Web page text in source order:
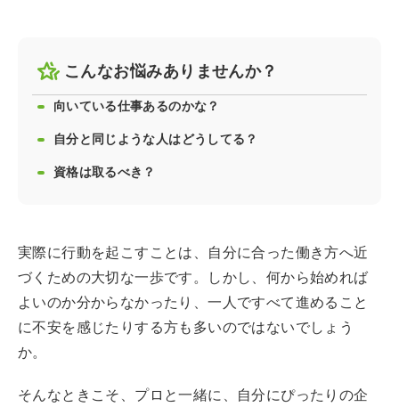
こんなお悩みありませんか？
向いている仕事あるのかな？
自分と同じような人はどうしてる？
資格は取るべき？
実際に行動を起こすことは、自分に合った働き方へ近
づくための大切な一歩です。しかし、何から始めれば
よいのか分からなかったり、一人ですべて進めること
に不安を感じたりする方も多いのではないでしょう
か。
そんなときこそ、プロと一緒に、自分にぴったりの企